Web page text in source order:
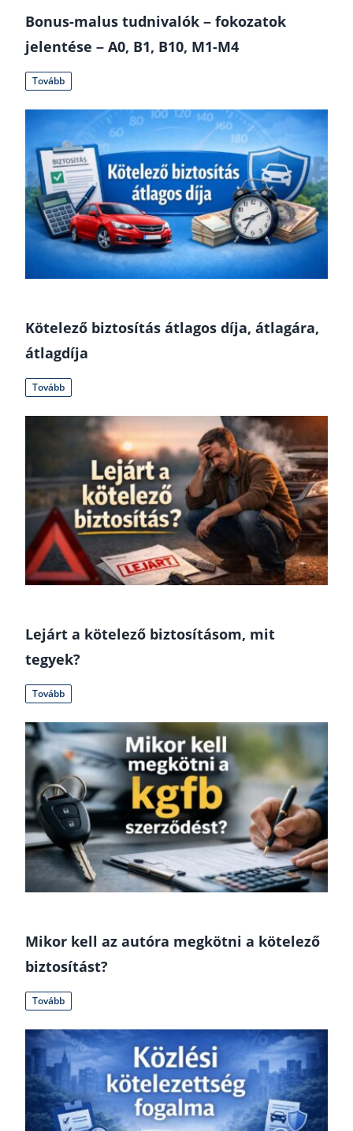
Bonus-malus tudnivalók – fokozatok
jelentése – A0, B1, B10, M1-M4
Tovább
Kötelező biztosítás átlagos díja, átlagára,
átlagdíja
Tovább
Lejárt a kötelező biztosításom, mit
tegyek?
Tovább
Mikor kell az autóra megkötni a kötelező
biztosítást?
Tovább